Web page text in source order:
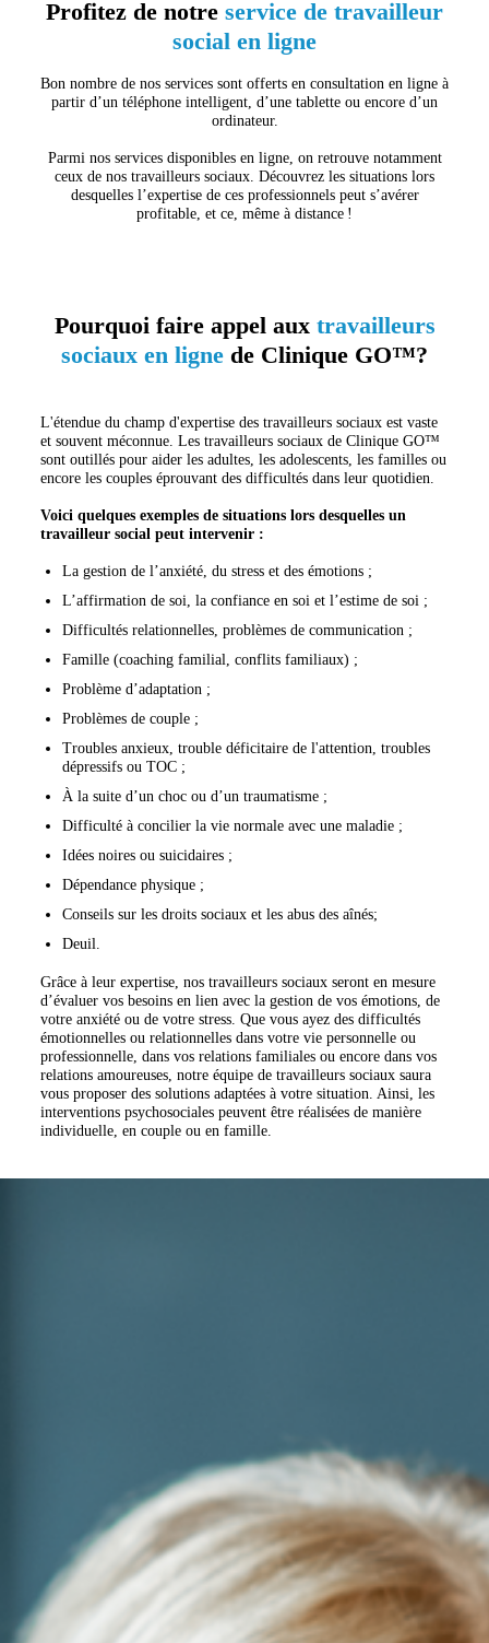
Profitez de notre service de travailleur
social en ligne
Bon nombre de nos services sont offerts en consultation en ligne à
partir d’un téléphone intelligent, d’une tablette ou encore d’un
ordinateur.
Parmi nos services disponibles en ligne, on retrouve notamment
ceux de nos travailleurs sociaux. Découvrez les situations lors
desquelles l’expertise de ces professionnels peut s’avérer
profitable, et ce, même à distance !
Pourquoi faire appel aux travailleurs
sociaux en ligne de Clinique GO™?
L'étendue du champ d'expertise des travailleurs sociaux est vaste
et souvent méconnue. Les travailleurs sociaux de Clinique GO™
sont outillés pour aider les adultes, les adolescents, les familles ou
encore les couples éprouvant des difficultés dans leur quotidien.
Voici quelques exemples de situations lors desquelles un
travailleur social peut intervenir :
La gestion de l’anxiété, du stress et des émotions ;
L’affirmation de soi, la confiance en soi et l’estime de soi ;
Difficultés relationnelles, problèmes de communication ;
Famille (coaching familial, conflits familiaux) ;
Problème d’adaptation ;
Problèmes de couple ;
Troubles anxieux, trouble déficitaire de l'attention, troubles
dépressifs ou TOC ;
À la suite d’un choc ou d’un traumatisme ;
Difficulté à concilier la vie normale avec une maladie ;
Idées noires ou suicidaires ;
Dépendance physique ;
Conseils sur les droits sociaux et les abus des aînés;
Deuil.
Grâce à leur expertise, nos travailleurs sociaux seront en mesure
d’évaluer vos besoins en lien avec la gestion de vos émotions, de
votre anxiété ou de votre stress. Que vous ayez des difficultés
émotionnelles ou relationnelles dans votre vie personnelle ou
professionnelle, dans vos relations familiales ou encore dans vos
relations amoureuses, notre équipe de travailleurs sociaux saura
vous proposer des solutions adaptées à votre situation. Ainsi, les
interventions psychosociales peuvent être réalisées de manière
individuelle, en couple ou en famille.